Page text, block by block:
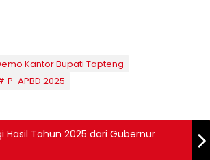
Kantor Bupati Tapteng
P-APBD 2025
Tahun 2025 dari Gubernur